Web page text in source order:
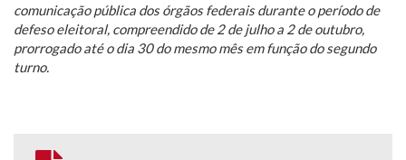
comunicação pública dos órgãos federais durante o período de
defeso eleitoral, compreendido de 2 de julho a 2 de outubro,
prorrogado até o dia 30 do mesmo mês em função do segundo
turno.